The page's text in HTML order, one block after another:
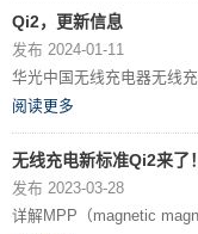
Qi2，更新信息
发布 2024-01-11
华光中国无线充电器无线
阅读更多
无线充电新标准Qi2来了
发布 2023-03-28
详解MPP（magnetic